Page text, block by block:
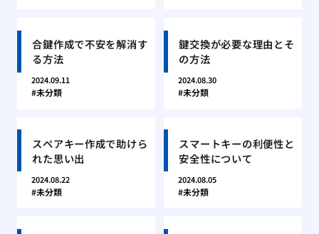
合鍵作成で不安を解消す
る方法
2024.09.11
未分類
鍵交換が必要な理由とそ
の方法
2024.08.30
未分類
スペアキー作成で助けら
れた思い出
2024.08.22
未分類
スマートキーの利便性と
安全性について
2024.08.05
未分類